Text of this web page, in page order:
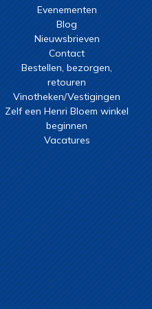
Evenementen
Blog
Nieuwsbrieven
Contact
Bestellen, bezorgen,
retouren
Vinotheken/Vestigingen
Zelf een Henri Bloem winkel
beginnen
Vacatures